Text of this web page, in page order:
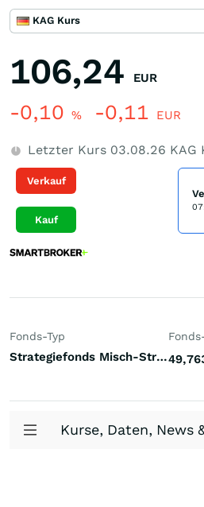
KAG Kurs
106,24 EUR
-0,10 % -0,11 EUR
Letzter Kurs 03.08.26 KAG
Verkauf
Kauf
Fonds-Typ
Strategiefonds Misch-Strategie dynamisch Welt
Kurse, Daten, News